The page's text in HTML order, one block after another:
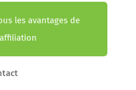
les avantages de